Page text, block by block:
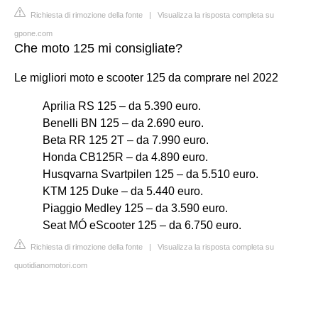
Richiesta di rimozione della fonte | Visualizza la risposta completa su
gpone.com
Che moto 125 mi consigliate?
Le migliori moto e scooter 125 da comprare nel 2022
Aprilia RS 125 – da 5.390 euro.
Benelli BN 125 – da 2.690 euro.
Beta RR 125 2T – da 7.990 euro.
Honda CB125R – da 4.890 euro.
Husqvarna Svartpilen 125 – da 5.510 euro.
KTM 125 Duke – da 5.440 euro.
Piaggio Medley 125 – da 3.590 euro.
Seat MÓ eScooter 125 – da 6.750 euro.
Richiesta di rimozione della fonte | Visualizza la risposta completa su
quotidianomotori.com